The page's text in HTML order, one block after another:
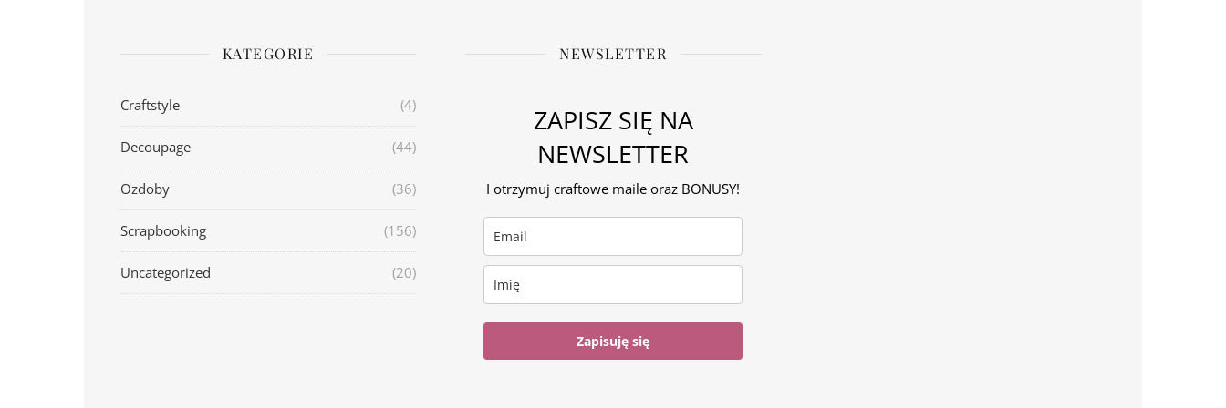
KATEGORIE
Craftstyle (4)
Decoupage (44)
Ozdoby (36)
Scrapbooking (156)
Uncategorized (20)
NEWSLETTER
ZAPISZ SIĘ NA
NEWSLETTER
I otrzymuj craftowe maile oraz BONUSY!
Zapisuję się